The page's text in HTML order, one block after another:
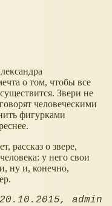
о том, чтобы все
Звери не
человеческими
фигурками
рассказ о звере,
у него свои
ну и, конечно,
20.10.2015 admin